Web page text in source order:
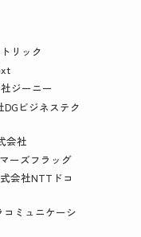
リック
ジーニー
ビジネステク
会社
ーズフラッグ
会社NTTドコ
ミュニケーシ